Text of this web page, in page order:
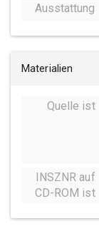
Ausstattung
Materialien
Quelle ist
INSZNR auf
CD-ROM ist